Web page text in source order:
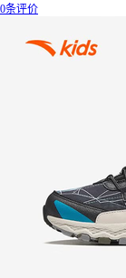
0条评价